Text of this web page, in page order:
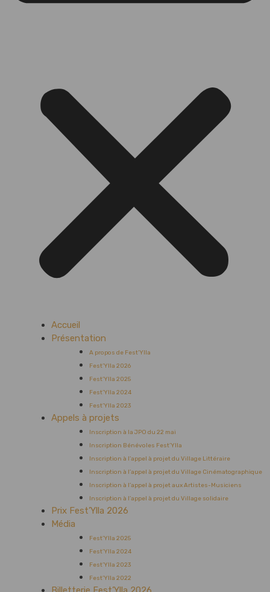
Accueil
Présentation
A propos de Fest’Ylla
Fest’Ylla 2026
Fest’Ylla 2025
Fest’Ylla 2024
Fest’Ylla 2023
Appels à projets
Inscription à la JPO du 22 mai
Inscription Bénévoles Fest’Ylla
Inscription à l’appel à projet du Village Littéraire
Inscription à l’appel à projet du Village Cinématographique
Inscription à l’appel à projet aux Artistes-Musiciens
Inscription à l’appel à projet du Village solidaire
Prix Fest’Ylla 2026
Média
Fest’Ylla 2025
Fest’Ylla 2024
Fest’Ylla 2023
Fest’Ylla 2022